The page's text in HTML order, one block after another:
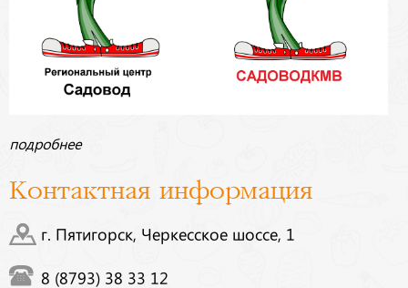
подробнее
Контактная информация
г. Пятигорск, Черкесское шоссе, 1
8 (8793) 38 33 12